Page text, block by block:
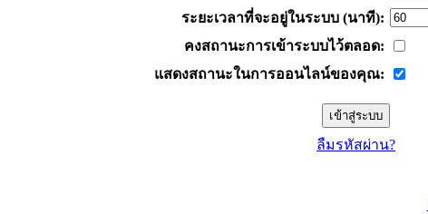
ระยะเวลาที่จะอยู่ในระบบ (นาที):
คงสถานะการเข้าระบบไว้ตลอด:
แสดงสถานะในการออนไลน์ของคุณ:
ลืมรหัสผ่าน?